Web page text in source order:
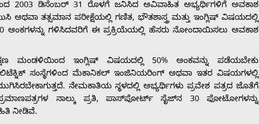
2003 ಡಿಸೆಂಬರ್ 31 ರೊಳಗೆ ಜನಿಸಿದ ಅವಿವಾಹಿತ ಅಭ್ಯರ್ಥಿಗಳಿಗೆ ಅವಕಾಶ
ತತ್ಸಮಾನ ಪರೀಕ್ಷೆಯಲ್ಲಿ ಗಣಿತ, ಭೌತಶಾಸ್ತ್ರ ಮತ್ತು ಇಂಗ್ಲಿಷ್ ವಿಷಯದಲ್ಲಿ
ಅಂಕಗಳನ್ನು ಗಳಿಸಿದವರಿಗೆ ಈ ಪ್ರಕ್ರಿಯೆಯಲ್ಲಿ ಹೆಸರು ನೋಂದಾಯಿಸಲು ಅವಕಾಶ
ಮಂಡಳಿಯಿಂದ ಇಂಗ್ಲಿಷ್ ವಿಷಯದಲ್ಲಿ 50% ಅಂಕವನ್ನು ಪಡೆಯಬೇಕು
ಸಂಸ್ಥೆಗಳಿಂದ ಮೆಕಾನಿಕಲ್ ಇಂಜಿನಿಯರಿಂಗ್ ಅಥವಾ ಇತರ ವಿಷಯಗಳಲ್ಲಿ
ನೇಮಕಾತಿಯ ಸ್ಥಳದಲ್ಲಿ ಅಭ್ಯರ್ಥಿಗಳು ಪ್ರವೇಶ ಪತ್ರದ ಜೊತೆಗೆ
ನಾಲ್ಕು ಪ್ರತಿ, ಪಾಸ್‌ಪೋರ್ಟ್ ಸೈಜ್‌ನ 30 ಫೋಟೋಗಳನ್ನು
ನೀಡಿವೆ.